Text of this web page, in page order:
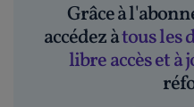
Grâce à
accédez àtous les
libre accès et à